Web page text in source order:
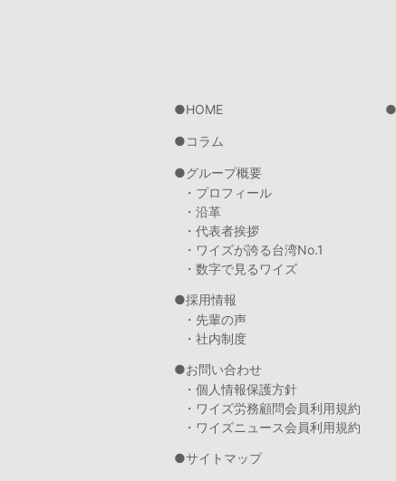
HOME
コラム
グループ概要
・プロフィール
・沿革
・代表者挨拶
・ワイズが誇る台湾No.1
・数字で見るワイズ
採用情報
・先輩の声
・社内制度
お問い合わせ
・個人情報保護方針
・ワイズ労務顧問会員利用規約
・ワイズニュース会員利用規約
サイトマップ